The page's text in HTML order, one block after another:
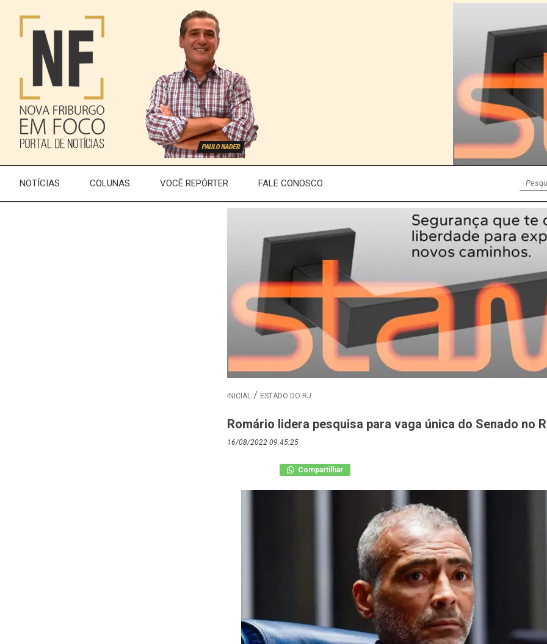
NOTÍCIAS COLUNAS VOCÊ REPÓRTER FALE CONOSCO
INICIAL ESTADO DO RJ
Romário lidera pesquisa para vaga única do Senado no
16/08/2022 09:45:25
Compartilhar